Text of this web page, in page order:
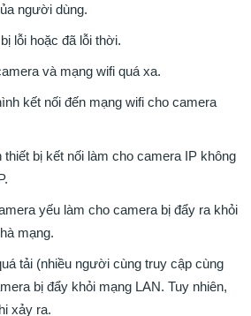
người dùng.
lỗi hoặc đã lỗi thời.
và mạng wifi quá xa.
kết nối đến mạng wifi cho camera
bị kết nối làm cho camera IP không
yếu làm cho camera bị đẩy ra khỏi
mạng.
tải (nhiều người cùng truy cập cùng
bị đẩy khỏi mạng LAN. Tuy nhiên,
xảy ra.